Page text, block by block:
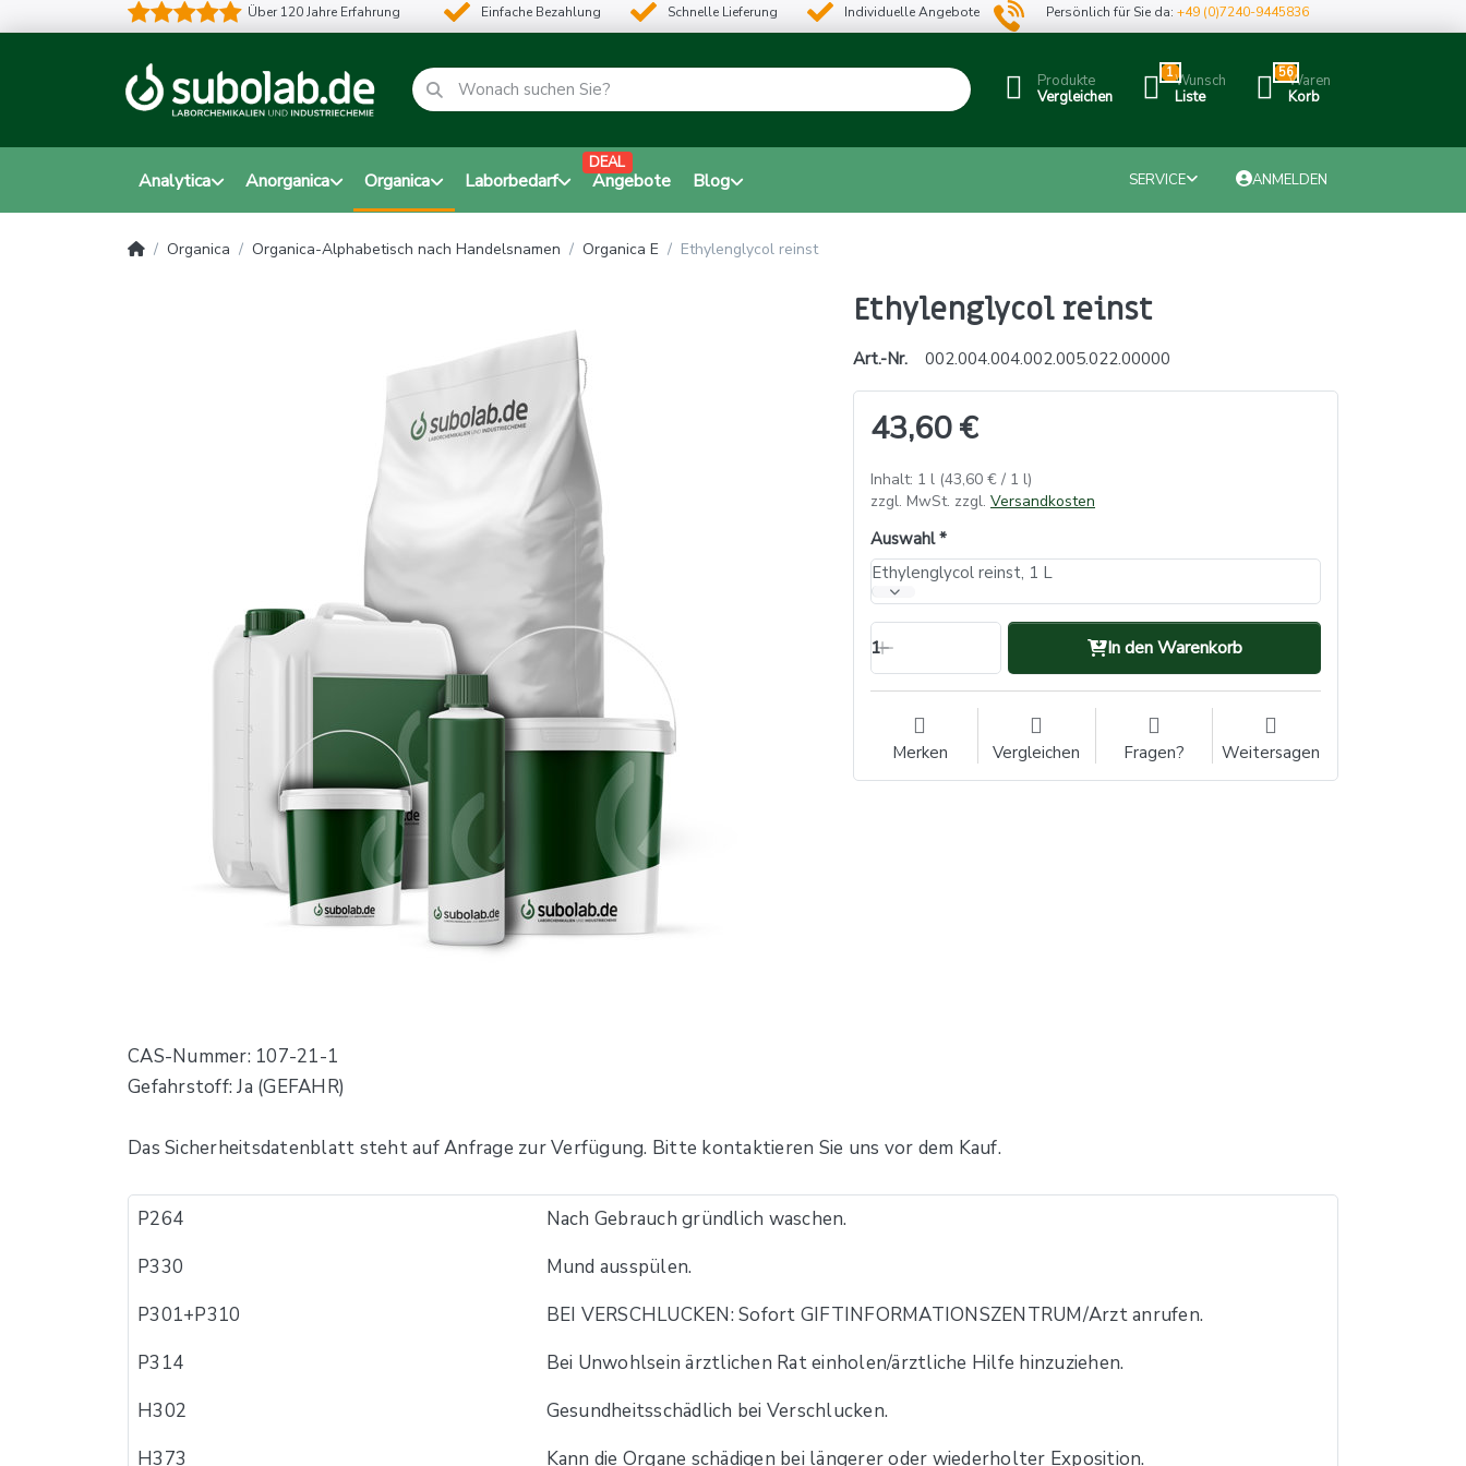
Über 120 Jahre Erfahrung Einfache Bezahlung Schnelle Lieferung Individuelle Angebote Persönlich für Sie da:+49 (0)7240-9445836
Produkte
Vergleichen
1Wunsch
Liste
56Waren
Korb
Analytica Anorganica Organica Laborbedarf Angebote
DEAL
Blog SERVICE ANMELDEN
Organica Organica-Alphabetisch nach Handelsnamen Organica E Ethylenglycol reinst
Ethylenglycol reinst
Art.-Nr. 002.004.004.002.005.022.00000
43,60 €
Inhalt: 1 l (43,60 € / 1 l)
zzgl. MwSt. zzgl. Versandkosten
Auswahl
Ethylenglycol reinst, 1 L
1 In den Warenkorb
Merken Vergleichen Fragen? Weitersagen
CAS-Nummer: 107-21-1
Gefahrstoff: Ja (GEFAHR)
Das Sicherheitsdatenblatt steht auf Anfrage zur Verfügung. Bitte kontaktieren Sie uns vor dem Kauf.
P264
Nach Gebrauch gründlich waschen.
P330
Mund ausspülen.
P301+P310
BEI VERSCHLUCKEN: Sofort GIFTINFORMATIONSZENTRUM/Arzt anrufen.
P314
Bei Unwohlsein ärztlichen Rat einholen/ärztliche Hilfe hinzuziehen.
H302
Gesundheitsschädlich bei Verschlucken.
H373
Kann die Organe schädigen bei längerer oder wiederholter Exposition.